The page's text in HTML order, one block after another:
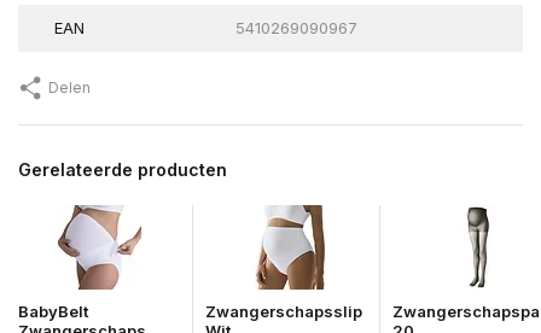
EAN 5410269090967
Delen
Gerelateerde producten
BabyBelt
Zwangerschapsslip